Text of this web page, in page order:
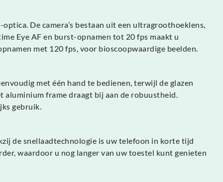
De camera’s bestaan uit een ultragroothoeklens,
Eye AF en burst-opnamen tot 20 fps maakt u
met 120 fps, voor bioscoopwaardige beelden.
met één hand te bedienen, terwijl de glazen
aluminium frame draagt bij aan de robuustheid.
gebruik.
de snellaadtechnologie is uw telefoon in korte tijd
waardoor u nog langer van uw toestel kunt genieten